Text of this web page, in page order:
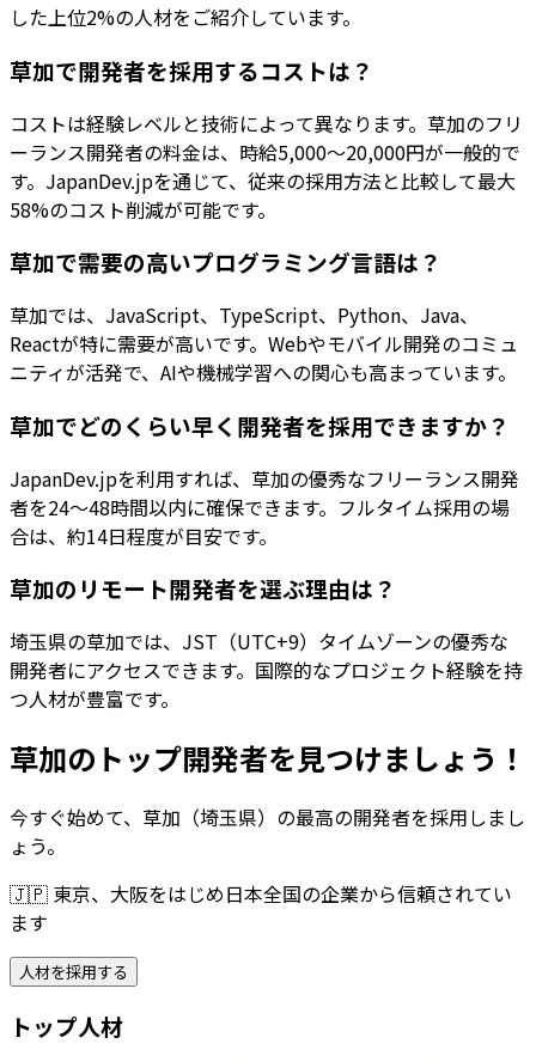
した上位2%の人材をご紹介しています。
草加で開発者を採用するコストは？
コストは経験レベルと技術によって異なります。草加のフリ
ーランス開発者の料金は、時給5,000〜20,000円が一般的で
す。JapanDev.jpを通じて、従来の採用方法と比較して最大
58%のコスト削減が可能です。
草加で需要の高いプログラミング言語は？
草加では、JavaScript、TypeScript、Python、Java、
Reactが特に需要が高いです。Webやモバイル開発のコミュ
ニティが活発で、AIや機械学習への関心も高まっています。
草加でどのくらい早く開発者を採用できますか？
JapanDev.jpを利用すれば、草加の優秀なフリーランス開発
者を24〜48時間以内に確保できます。フルタイム採用の場
合は、約14日程度が目安です。
草加のリモート開発者を選ぶ理由は？
埼玉県の草加では、JST（UTC+9）タイムゾーンの優秀な
開発者にアクセスできます。国際的なプロジェクト経験を持
つ人材が豊富です。
草加のトップ開発者を見つけましょう！
今すぐ始めて、草加（埼玉県）の最高の開発者を採用しまし
ょう。
🇯🇵 東京、大阪をはじめ日本全国の企業から信頼されてい
ます
人材を採用する
トップ人材